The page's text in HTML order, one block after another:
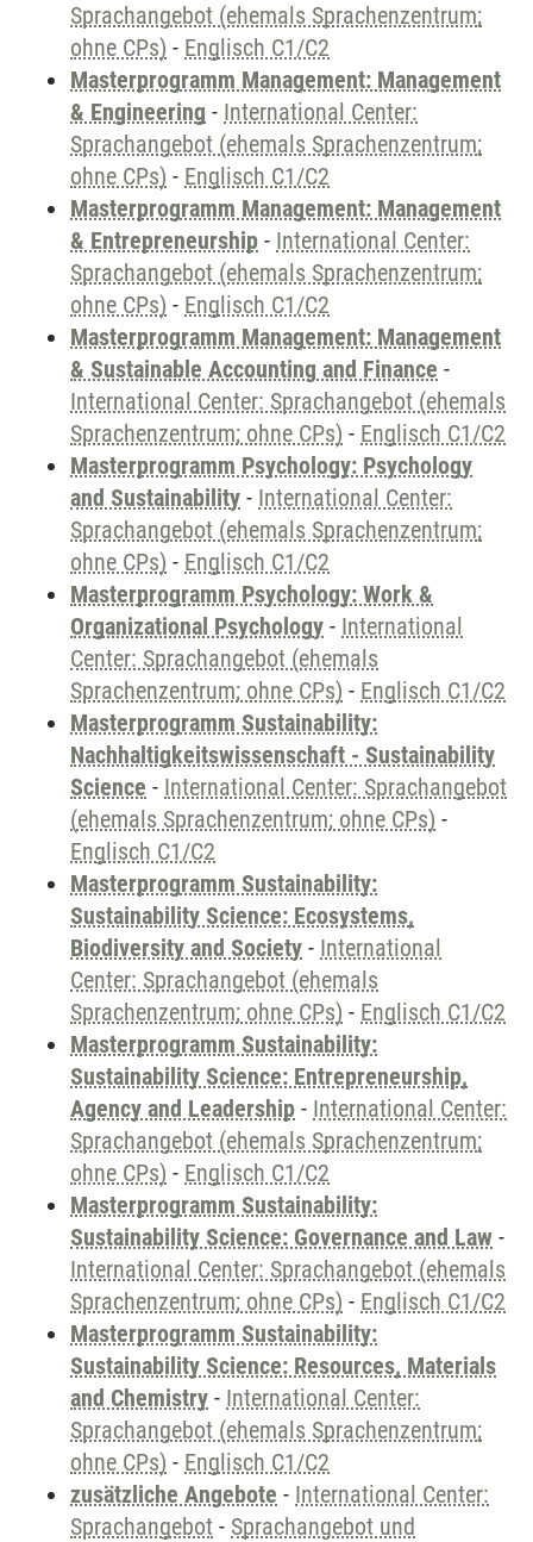
Sprachangebot (ehemals Sprachenzentrum;
ohne CPs) - Englisch C1/C2
Masterprogramm Management: Management
& Engineering - International Center:
Sprachangebot (ehemals Sprachenzentrum;
ohne CPs) - Englisch C1/C2
Masterprogramm Management: Management
& Entrepreneurship - International Center:
Sprachangebot (ehemals Sprachenzentrum;
ohne CPs) - Englisch C1/C2
Masterprogramm Management: Management
& Sustainable Accounting and Finance -
International Center: Sprachangebot (ehemals
Sprachenzentrum; ohne CPs) - Englisch C1/C2
Masterprogramm Psychology: Psychology
and Sustainability - International Center:
Sprachangebot (ehemals Sprachenzentrum;
ohne CPs) - Englisch C1/C2
Masterprogramm Psychology: Work &
Organizational Psychology - International
Center: Sprachangebot (ehemals
Sprachenzentrum; ohne CPs) - Englisch C1/C2
Masterprogramm Sustainability:
Nachhaltigkeitswissenschaft - Sustainability
Science - International Center: Sprachangebot
(ehemals Sprachenzentrum; ohne CPs) -
Englisch C1/C2
Masterprogramm Sustainability:
Sustainability Science: Ecosystems,
Biodiversity and Society - International
Center: Sprachangebot (ehemals
Sprachenzentrum; ohne CPs) - Englisch C1/C2
Masterprogramm Sustainability:
Sustainability Science: Entrepreneurship,
Agency and Leadership - International Center:
Sprachangebot (ehemals Sprachenzentrum;
ohne CPs) - Englisch C1/C2
Masterprogramm Sustainability:
Sustainability Science: Governance and Law -
International Center: Sprachangebot (ehemals
Sprachenzentrum; ohne CPs) - Englisch C1/C2
Masterprogramm Sustainability:
Sustainability Science: Resources, Materials
and Chemistry - International Center:
Sprachangebot (ehemals Sprachenzentrum;
ohne CPs) - Englisch C1/C2
zusätzliche Angebote - International Center:
Sprachangebot - Sprachangebot und